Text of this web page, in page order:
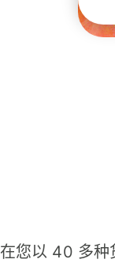
在您以 40 多种